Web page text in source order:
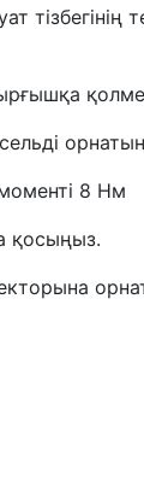
8 Нм
қосыңыз.